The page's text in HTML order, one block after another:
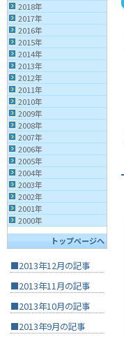
2018年
2017年
2016年
2015年
2014年
2013年
2012年
2011年
2010年
2009年
2008年
2007年
2006年
2005年
2004年
2003年
2002年
2001年
2000年
トップページへ
■2013年12月の記事
■2013年11月の記事
■2013年10月の記事
■2013年9月の記事